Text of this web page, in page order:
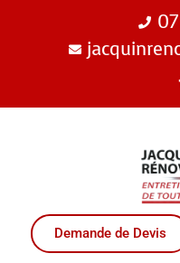
Demande de Devis